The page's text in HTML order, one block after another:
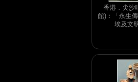
香港．尖沙
館)：「永生
埃及文